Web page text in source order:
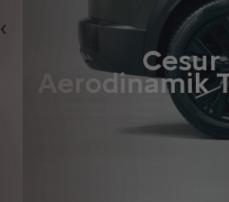
Bi̇r Önceki̇
Cesur
Aerodinamik